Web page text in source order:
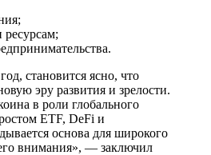
ресурсам;
становится ясно, что
эру развития и зрелости.
в роли глобального
ETF, DeFi и
основа для широкого
внимания», — заключил